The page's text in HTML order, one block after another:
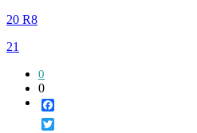
20 R8
21
0
0